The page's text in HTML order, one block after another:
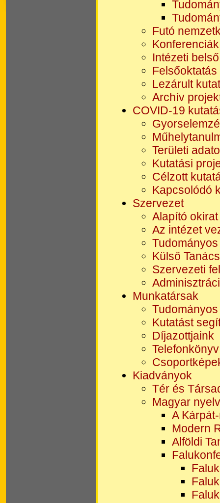
Futó
Intézeti
Felsőoktatás
Lezárult
Archív
COVID-19
Területi
Kutatási
Célzott
Kapcsolódó
Szervezet
Alapító okirat
Az intézet
Külső
Szervezeti
Munkatársak
Kutatást
Díjazottjaink
Telefonkönyv
Kiadványok
Tér és
Magyar
A
Modern
Alföldi